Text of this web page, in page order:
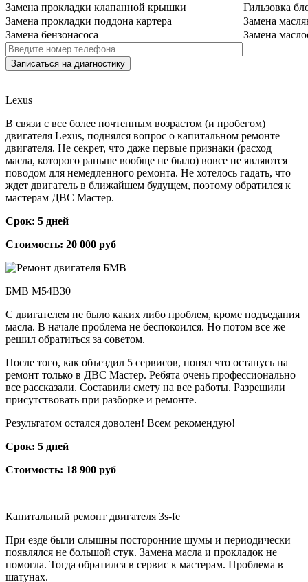
Замена прокладки клапанной крышки
Гильзовка
Замена прокладки поддона картера
Замена
Замена бензонасоса
Замена
Lexus
В связи с все более почтенным возрастом (и пробегом)
двигателя Lexus, поднялся вопрос о капитальном ремонте
двигателя. Не секрет, что даже первые признаки (расход
масла, которого раньше вообще не было) вовсе не являются
поводом для немедленного ремонта. Не хотелось гадать, что
ждет двигатель в ближайшем будущем, поэтому обратился к
мастерам ДВС Мастер.
Срок: 5 дней
Стоимость: 20 000 руб
БМВ М54B30
С двигателем не было каких либо проблем, кроме подъедания
масла. В начале проблема не беспокоился. Но потом все же
решил обратиться за советом.
После того, как объездил 5 сервисов, понял что останусь на
ремонт только в ДВС Мастер. Ребята очень профессионально
все рассказали. Составили смету на все работы. Разрешили
присутствовать при разборке и ремонте.
Результатом остался доволен! Всем рекомендую!
Срок: 5 дней
Стоимость: 18 900 руб
Капитальный ремонт двигателя 3s-fe
При езде были слышны посторонние шумы и периодически
появлялся не большой стук. Замена масла и прокладок не
помогла. Тогда обратился в сервис к мастерам. Проблема в
шатунах.